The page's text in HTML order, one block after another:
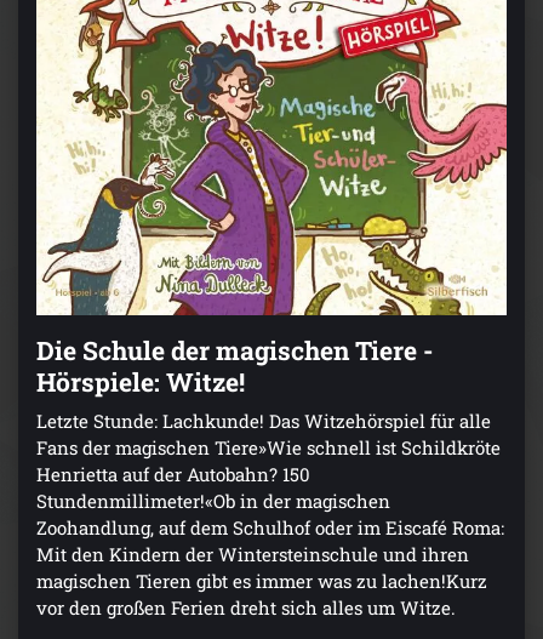
Die Schule der magischen Tiere -
Hörspiele: Witze!
Letzte Stunde: Lachkunde! Das Witzehörspiel für alle
Fans der magischen Tiere»Wie schnell ist Schildkröte
Henrietta auf der Autobahn? 150
Stundenmillimeter!«Ob in der magischen
Zoohandlung, auf dem Schulhof oder im Eiscafé Roma:
Mit den Kindern der Wintersteinschule und ihren
magischen Tieren gibt es immer was zu lachen!Kurz
vor den großen Ferien dreht sich alles um Witze.